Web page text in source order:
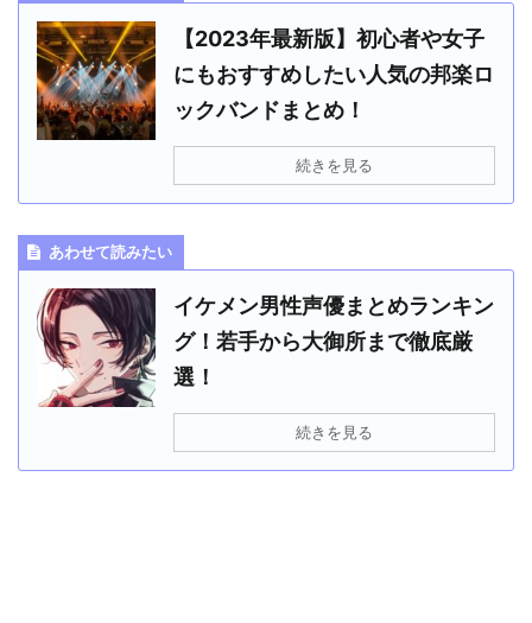
【2023年最新版】初心者や女子
にもおすすめしたい人気の邦楽ロ
ックバンドまとめ！
続きを見る
あわせて読みたい
イケメン男性声優まとめランキン
グ！若手から大御所まで徹底厳
選！
続きを見る